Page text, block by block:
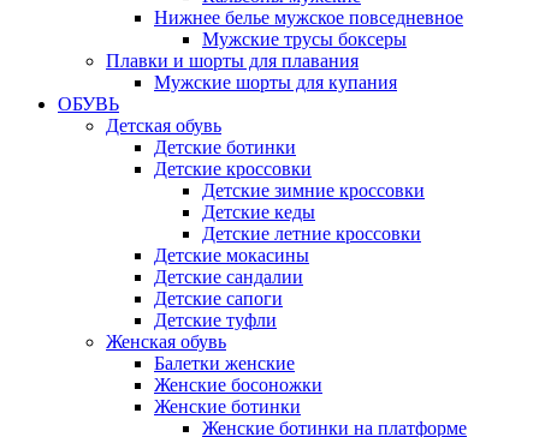
Нижнее белье мужское повседневное
Мужские трусы боксеры
Плавки и шорты для плавания
Мужские шорты для купания
ОБУВЬ
Детская обувь
Детские ботинки
Детские кроссовки
Детские зимние кроссовки
Детские кеды
Детские летние кроссовки
Детские мокасины
Детские сандалии
Детские сапоги
Детские туфли
Женская обувь
Балетки женские
Женские босоножки
Женские ботинки
Женские ботинки на платформе